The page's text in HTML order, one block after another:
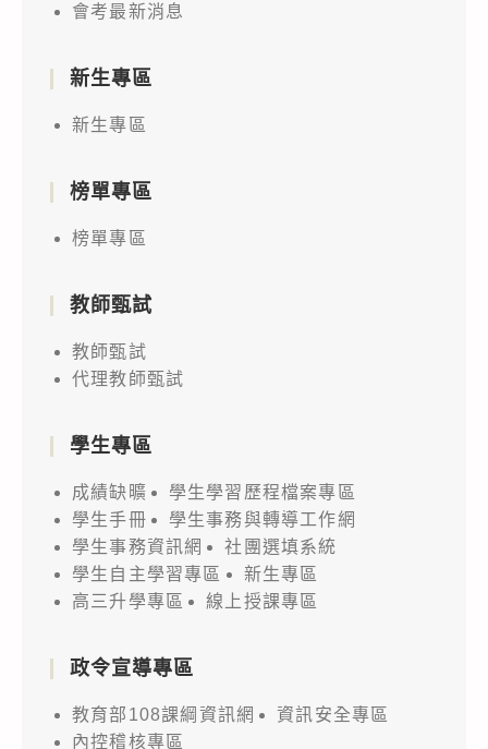
會考最新消息
新生專區
新生專區
榜單專區
榜單專區
教師甄試
教師甄試
代理教師甄試
學生專區
成績缺曠
學生學習歷程檔案專區
學生手冊
學生事務與轉導工作網
學生事務資訊網
社團選填系統
學生自主學習專區
新生專區
高三升學專區
線上授課專區
政令宣導專區
教育部108課綱資訊網
資訊安全專區
內控稽核專區